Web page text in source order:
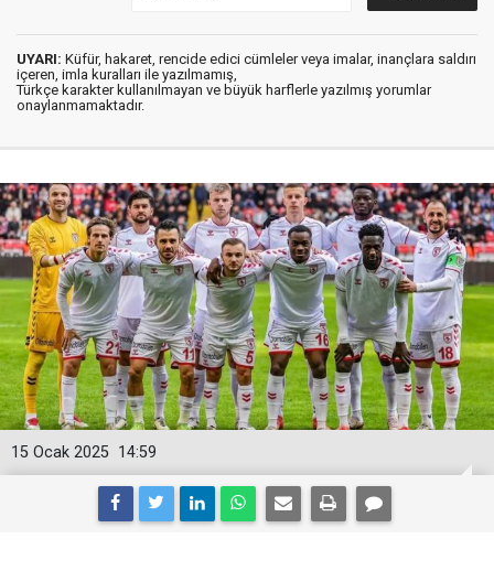
UYARI: Küfür, hakaret, rencide edici cümleler veya imalar, inançlara saldırı
içeren, imla kuralları ile yazılmamış,
Türkçe karakter kullanılmayan ve büyük harflerle yazılmış yorumlar
onaylanmamaktadır.
14:59
15 Ocak 2025